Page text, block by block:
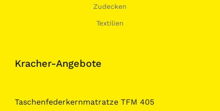
Zudecken
Textilien
Kracher-Angebote
Taschenfederkernmatratze TFM 405